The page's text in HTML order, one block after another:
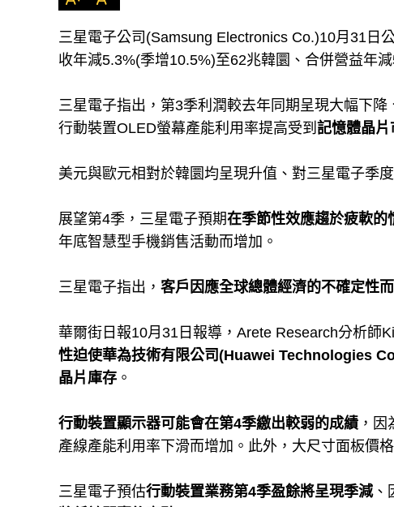
三星電子公司(Samsung Electronics Co.)10月31日
收年減5.3%(季增10.5%)至62兆韓圜、合併營益年
三星電子指出，第3季利潤較去年同期呈現大幅下
行動裝置OLED螢幕產能利用率提高受到 記憶體晶
美元與歐元相對於韓圜均呈現升值、對三星電子季
展望第4季，三星電子預期在季節性效應趨於疲軟的
年底智慧型手機銷售活動而增加。
三星電子指出， 客戶因應全球總體經濟的不確定性
華爾街日報10月31日報導，Arete Research分析師
性迫使華為技術有限公司(Huawei Technologies
晶片庫存 。
行動裝置顯示器可能會在第4季繳出較弱的成績 ，因
產線產能利用率下滑而增加。此外，大尺寸面板價
三星電子預估行動裝置業務第4季盈餘將呈現季減、